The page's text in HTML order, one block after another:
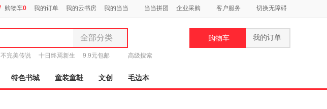
购物车0 我的订单 我的云书房 我的当当 当当拼团 企业采购 客户服务 切换无障碍
全部分类
全部分类
图书
电子书
不完美传说 十日终焉新生 9.9元包邮 高级搜索
购物车 我的订单
特色书城 童装童鞋 文创 毛边本